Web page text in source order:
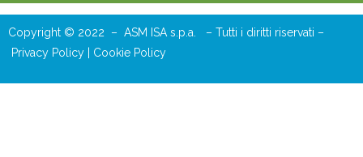
Copyright © 2022 – ASM ISA s.p.a. – Tutti i diritti riservati –
Privacy Policy
Cookie Policy